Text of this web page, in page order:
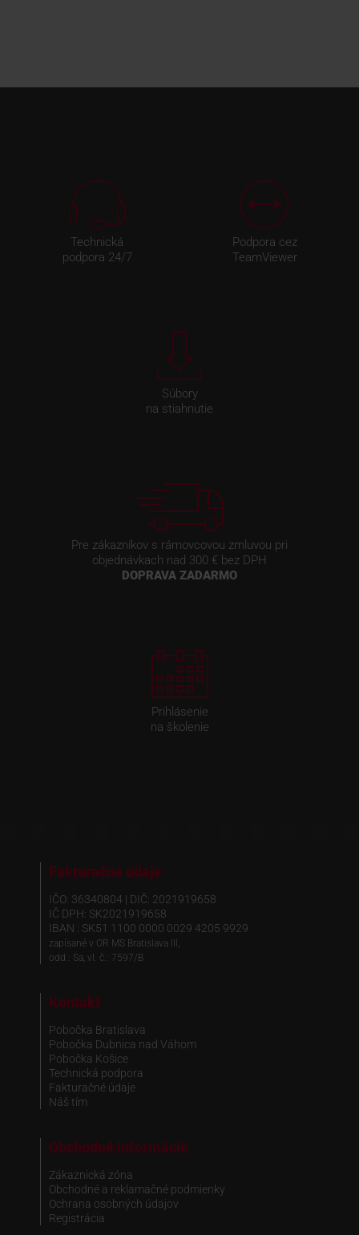
Technická
podpora 24/7
Podpora cez
TeamViewer
Súbory
na stiahnutie
Pre zákazníkov s rámovcovou zmluvou pri
objednávkach nad 300 € bez DPH
DOPRAVA ZADARMO
Prihlásenie
na školenie
Fakturačné údaje
IČO: 36340804 | DIČ: 2021919658
IČ DPH: SK2021919658
IBAN : SK51 1100 0000 0029 4205 9929
zapísané v OR MS Bratislava III,
odd.: Sa, vl. č.: 7597/B
Kontakt
Pobočka Bratislava
Pobočka Dubnica nad Váhom
Pobočka Košice
Technická podpora
Fakturačné údaje
Náš tím
Obchodné informácie
Zákaznická zóna
Obchodné a reklamačné podmienky
Ochrana osobných údajov
Registrácia